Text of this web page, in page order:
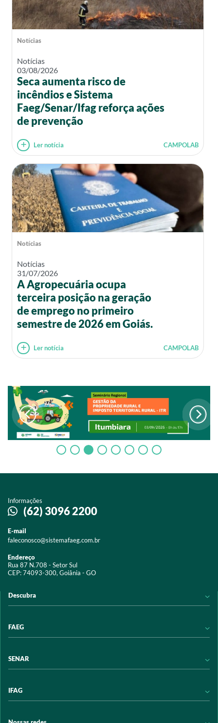
Notícias
Notícias
03/08/2026
Seca aumenta risco de
incêndios e Sistema
Faeg/Senar/Ifag reforça ações
de prevenção
Ler notícia CAMPOLAB
Notícias
Notícias
31/07/2026
A Agropecuária ocupa
terceira posição na geração
de emprego no primeiro
semestre de 2026 em Goiás.
Ler notícia CAMPOLAB
Informações
(62) 3096 2200
E-mail
faleconosco@sistemafaeg.com.br
Endereço
Rua 87 N.708 - Setor Sul
CEP: 74093-300, Goiânia - GO
Descubra
Acervo digital
Programas e Serviços
Trabalhe conosco
FAEG
Transparência
SENAR
Transparência
IFAG